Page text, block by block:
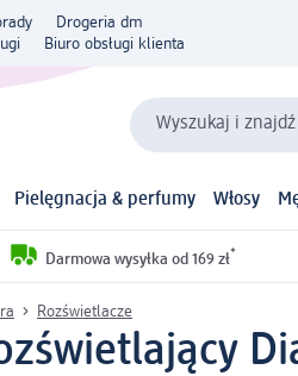
Drogeria dm
Biuro obsługi klienta
Wyszukaj i znajdź
Pielęgnacja & perfumy Włosy
Darmowa wysyłka od 169 zł*
Rozświetlacze